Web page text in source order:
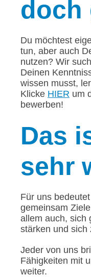
doch
Du möchtest
tun, aber auch
nutzen? Wir
Deinen
wissen musst,
Klicke HIER um
bewerben!
Das
sehr
Für uns
gemeinsam
allem auch, sich
stärken und sich
Jeder von uns
Fähigkeiten mit
weiter.